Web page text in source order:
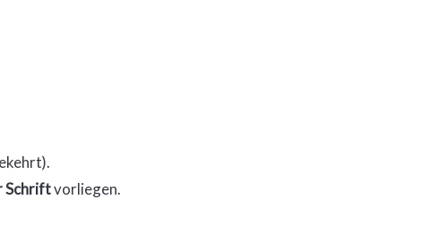
Schriftvorliegen.